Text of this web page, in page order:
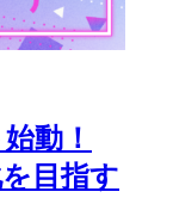
動！
目指す